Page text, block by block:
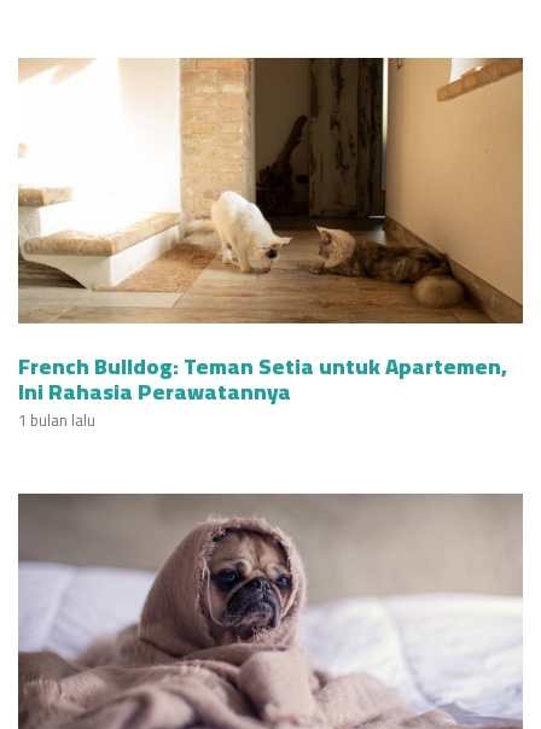
French Bulldog: Teman Setia untuk Apartemen,
Ini Rahasia Perawatannya
1 bulan lalu